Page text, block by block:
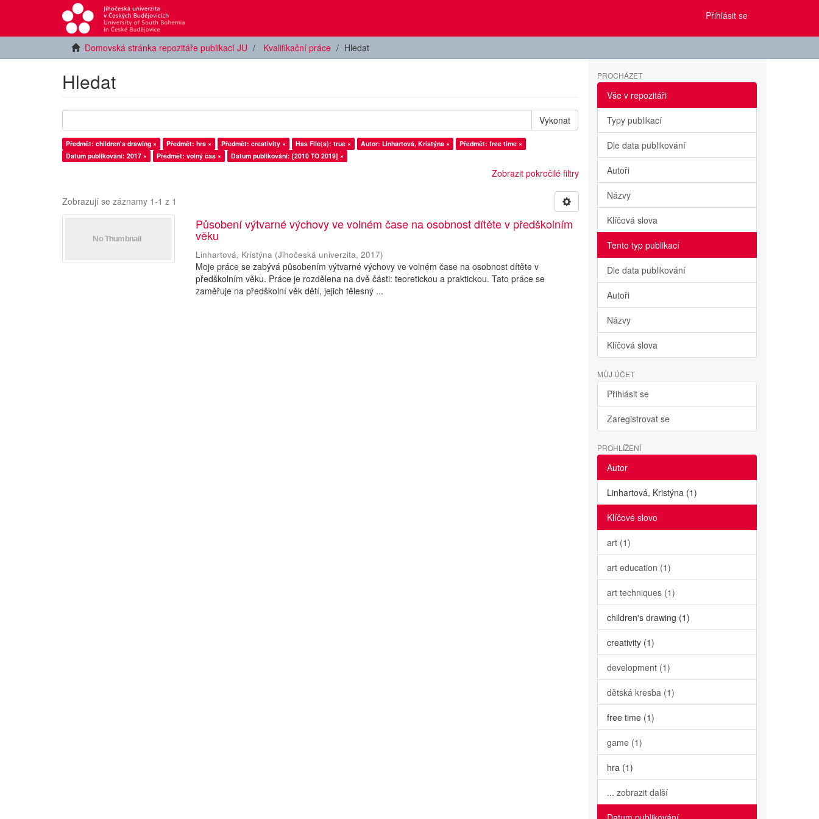
Přihlásit se
Domovská stránka repozitáře publikací JU Kvalifikační práce Hledat
Hledat
Vykonat
Předmět: children's drawing × Předmět: hra × Předmět: creativity × Has File(s): true × Autor: Linhartová, Kristýna ×
Předmět: free time ×
Datum publikování: 2017 ×
Předmět: volný čas × Datum publikování: [2010 TO 2019] ×
Zobrazit pokročilé filtry
Zobrazují se záznamy 1-1 z 1
Působení výtvarné výchovy ve volném čase na osobnost dítěte v předškolním
věku
Linhartová, Kristýna (Jihočeská univerzita,2017)
Moje práce se zabývá působením výtvarné výchovy ve volném čase na osobnost dítěte v
předškolním věku. Práce je rozdělena na dvě části: teoretickou a praktickou. Tato práce se
zaměřuje na předškolní věk dětí, jejich tělesný ...
PROCHÁZET
Vše v repozitáři
Typy publikací
Dle data publikování
Autoři
Názvy
Klíčová slova
Tento typ publikací
Dle data publikování
Autoři
Názvy
Klíčová slova
MŮJ ÚČET
Přihlásit se
Zaregistrovat se
PROHLÍŽENÍ
Autor
Linhartová, Kristýna (1)
Klíčové slovo
art (1)
art education (1)
art techniques (1)
children's drawing (1)
creativity (1)
development (1)
dětská kresba (1)
free time (1)
game (1)
hra (1)
... zobrazit další